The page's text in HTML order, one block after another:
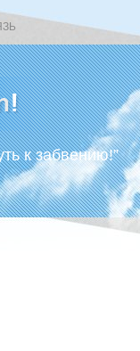
к забвению!”